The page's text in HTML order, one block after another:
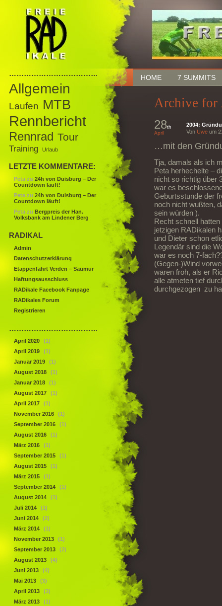
HOME 7 SUMMITS
Archive for
28th
April
2004:
Von Uwe um
…mit den
Tja, damals als ich
Peta herhechelte –
nicht so richtig über
war es
Geburtsstunde der
noch nicht wußten,
sein würden ).
Recht schnell
jetzigen RADikalen
und Dieter schon
Legendär sind die
war es noch 7-
(Gegen-)Wind
waren froh, als er
alle atmeten tief
durchgezogen zu
……………………………………
Allgemein
Laufen MTB
Rennbericht
Rennrad Tour
Training Urlaub
LETZTE KOMMENTARE:
Peta zu 24h von Duisburg – Der
Countdown läuft!
Peta zu 24h von Duisburg – Der
Countdown läuft!
Peta zu Bergpreis der Han.
Volksbank am Lindener Berg
RADIKAL
Admin
Datenschutzerklärung
Etappenfahrt Verden – Saumur
Haftungsausschluss
RADikale Facebook Fanpage
RADikales Forum
Registrieren
……………………………………
April 2020
(1)
April 2019
(1)
Januar 2019
(1)
August 2018
(1)
Januar 2018
(1)
August 2017
(1)
April 2017
(1)
November 2016
(1)
September 2016
(1)
August 2016
(1)
März 2016
(1)
September 2015
(1)
August 2015
(1)
März 2015
(1)
September 2014
(1)
August 2014
(1)
Juli 2014
(1)
Juni 2014
(2)
März 2014
(1)
November 2013
(1)
September 2013
(2)
August 2013
(4)
Juni 2013
(4)
Mai 2013
(3)
April 2013
(3)
März 2013
(1)